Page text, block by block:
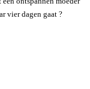
vier dagen gaat ?